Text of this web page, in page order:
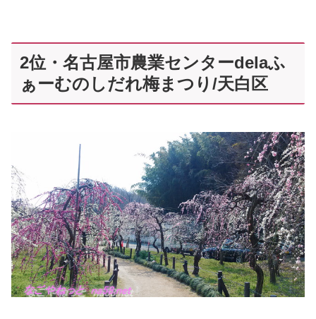
2位・名古屋市農業センターdelaふ
ぁーむのしだれ梅まつり/天白区